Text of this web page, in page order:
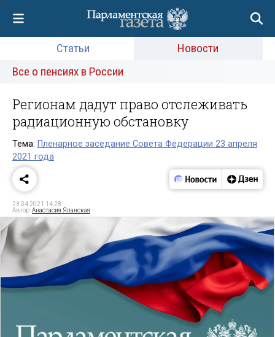
Статьи
Новости
Все о пенсиях в России
Регионам дадут право отслеживать
радиационную обстановку
Тема: Пленарное заседание Совета Федерации 23 апреля
2021 года
23.04.2021 14:28
Автор:Анастасия Яланская